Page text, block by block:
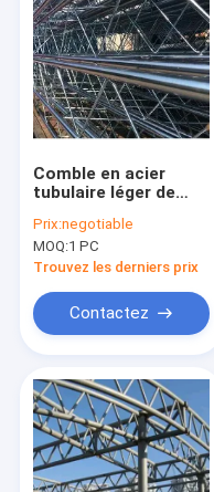
Produits
A propos de nous
Comble en acier
tubulaire léger de
l'entrepôt
Prix:negotiable
MOQ:1 PC
Trouvez les derniers prix
Contactez